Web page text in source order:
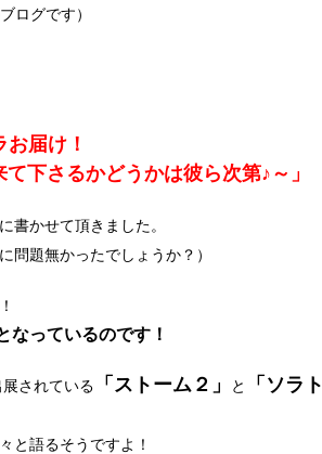
ログです）
届け！
さるかどうかは彼ら次第♪～」
書かせて頂きました。
問題無かったでしょうか？）
なっているのです！
されている 「ストーム２」 と
「ソラト
と語るそうですよ！